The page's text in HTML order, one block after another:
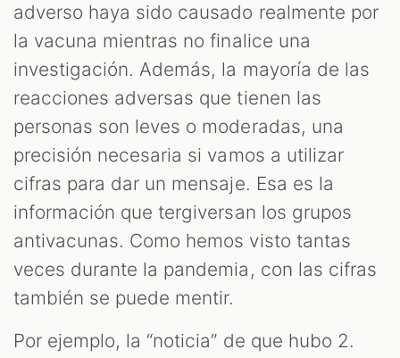
adverso haya sido causado realmente por
la vacuna mientras no finalice una
investigación. Además, la mayoría de las
reacciones adversas que tienen las
personas son leves o moderadas, una
precisión necesaria si vamos a utilizar
cifras para dar un mensaje. Esa es la
información que tergiversan los grupos
antivacunas. Como hemos visto tantas
veces durante la pandemia, con las cifras
también se puede mentir.
Por ejemplo, la “noticia” de que hubo 2.